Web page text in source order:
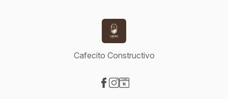
Cafecito Constructivo